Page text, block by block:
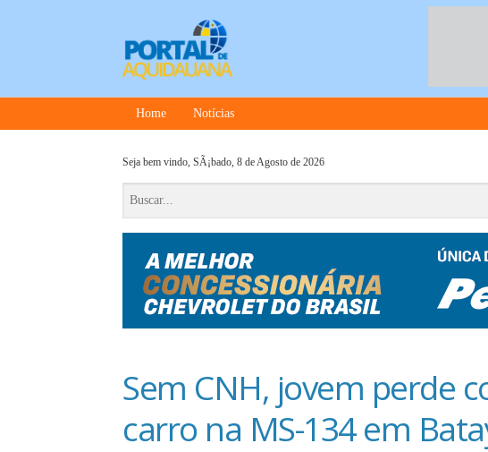
Home Notícias
Seja bem vindo, SÃ¡bado, 8 de Agosto de 2026
Sem CNH, jovem perde
carro na MS-134 em